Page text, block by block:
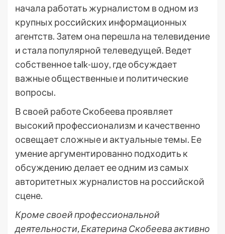
начала работать журналистом в одном из
крупных российских информационных
агентств. Затем она перешла на телевидение
и стала популярной телеведущей. Ведет
собственное talk-шоу, где обсуждает
важные общественные и политические
вопросы.
В своей работе Скобеева проявляет
высокий профессионализм и качественно
освещает сложные и актуальные темы. Ее
умение аргументированно подходить к
обсуждению делает ее одним из самых
авторитетных журналистов на российской
сцене.
Кроме своей профессиональной
деятельности, Екатерина Скобеева активно